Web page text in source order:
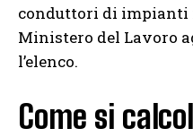
conduttori di
Ministero del Lavoro
l’elenco.
Come si